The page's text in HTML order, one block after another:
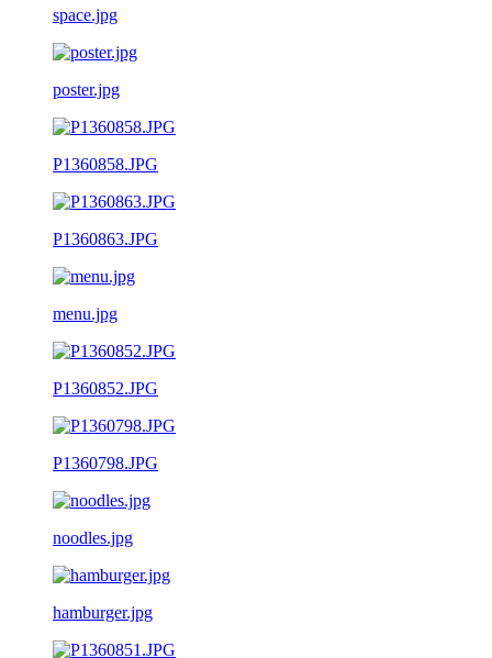
space.jpg
poster.jpg
P1360858.JPG
P1360863.JPG
menu.jpg
P1360852.JPG
P1360798.JPG
noodles.jpg
hamburger.jpg